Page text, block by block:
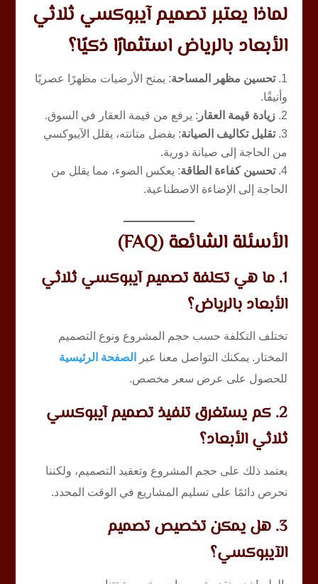
لماذا يعتبر تصميم آيبوكسي ثلاثي
الأبعاد بالرياض استثمارًا ذكيًا؟
تحسين مظهر المساحة: يمنح الأرضيات مظهرًا عصريًا
وأنيقًا.
زيادة قيمة العقار : يرفع من قيمة العقار في السوق.
تقليل تكاليف الصيانة: بفضل متانته، يقلل الآيبوكسي
من الحاجة إلى صيانة دورية.
تحسين كفاءة الطاقة: يعكس الضوء، مما يقلل من
الحاجة إلى الإضاءة الاصطناعية.
الأسئلة الشائعة (FAQ)
1. ما هي تكلفة تصميم آيبوكسي ثلاثي
الأبعاد بالرياض؟
تختلف التكلفة حسب حجم المشروع ونوع التصميم
المختار. يمكنك التواصل معنا عبر
الصفحة الرئيسية
للحصول على عرض سعر مخصص.
2. كم يستغرق تنفيذ تصميم آيبوكسي
ثلاثي الأبعاد؟
يعتمد ذلك على حجم المشروع وتعقيد التصميم، ولكننا
نحرص دائمًا على تسليم المشاريع في الوقت المحدد.
3. هل يمكن تخصيص تصميم
الآيبوكسي؟